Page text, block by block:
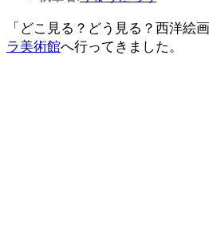
「どこ見る？どう見る？西洋絵
ラ美術館へ行ってきました。